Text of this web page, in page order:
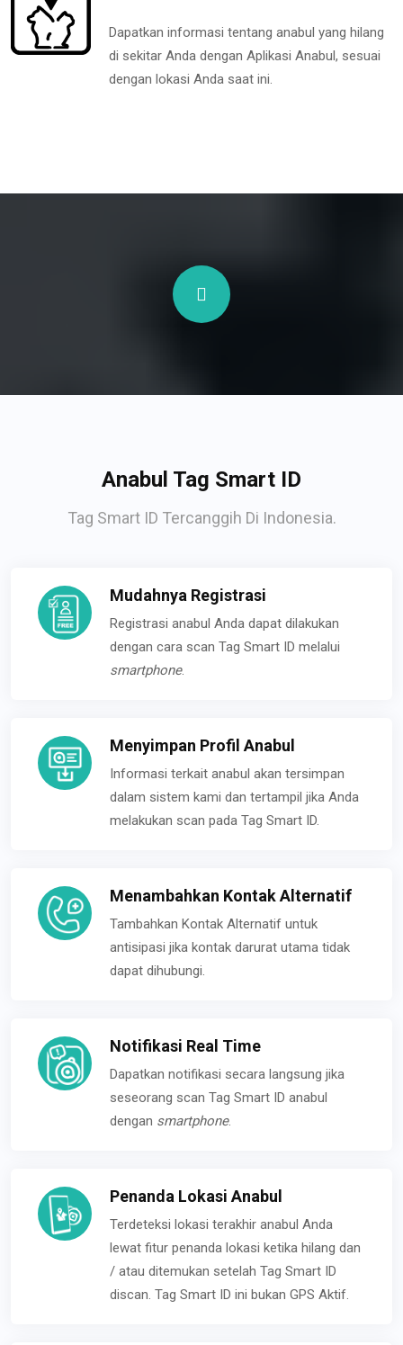
Dapatkan informasi tentang anabul yang hilang
di sekitar Anda dengan Aplikasi Anabul, sesuai
dengan lokasi Anda saat ini.
Anabul Tag Smart ID
Tag Smart ID Tercanggih Di Indonesia.
Mudahnya Registrasi
Registrasi anabul Anda dapat dilakukan
dengan cara scan Tag Smart ID melalui
smartphone.
Menyimpan Profil Anabul
Informasi terkait anabul akan tersimpan
dalam sistem kami dan tertampil jika Anda
melakukan scan pada Tag Smart ID.
Menambahkan Kontak Alternatif
Tambahkan Kontak Alternatif untuk
antisipasi jika kontak darurat utama tidak
dapat dihubungi.
Notifikasi Real Time
Dapatkan notifikasi secara langsung jika
seseorang scan Tag Smart ID anabul
dengan smartphone.
Penanda Lokasi Anabul
Terdeteksi lokasi terakhir anabul Anda
lewat fitur penanda lokasi ketika hilang dan
/ atau ditemukan setelah Tag Smart ID
discan. Tag Smart ID ini bukan GPS Aktif.